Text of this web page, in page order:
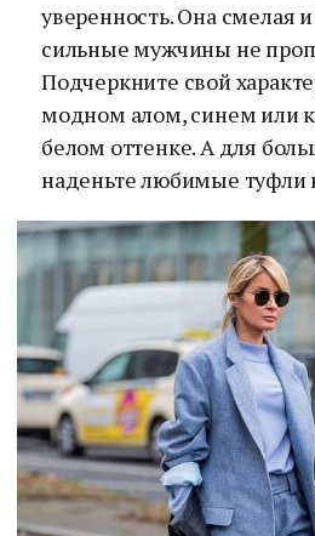
уверенность. Она смелая
сильные мужчины не
Подчеркните свой
модном алом, синем или
белом оттенке. А для
наденьте любимые туфли